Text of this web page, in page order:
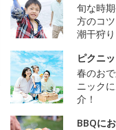
旬な時
方のコ
潮干狩
ピクニ
春のお
ニック
介！
BBQに